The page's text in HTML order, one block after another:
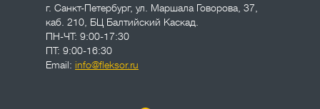
г. Санкт-Петербург, ул. Маршала Говорова, 37,
каб. 210, БЦ Балтийский Каскад.
ПН-ЧТ: 9:00-17:30
ПТ: 9:00-16:30
Email: info@fleksor.ru